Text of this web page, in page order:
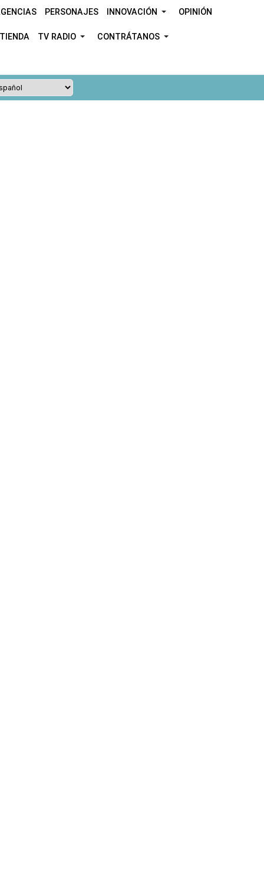
PERSONAJES INNOVACIÓN OPINIÓN
TIENDA TV RADIO CONTRÁTANOS